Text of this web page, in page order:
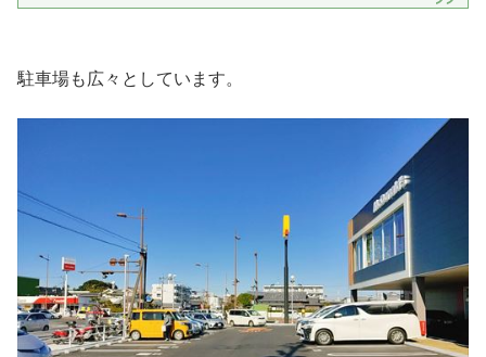
駐車場も広々としています。